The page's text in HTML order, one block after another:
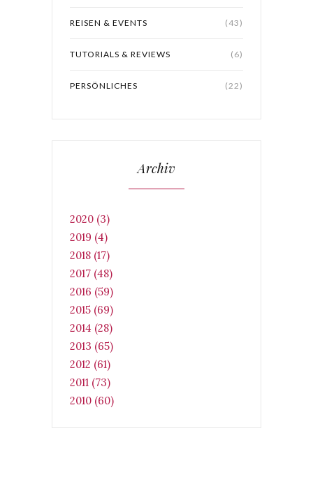
REISEN & EVENTS (43)
TUTORIALS & REVIEWS (6)
PERSÖNLICHES (22)
Archiv
2020 (3)
2019 (4)
2018 (17)
2017 (48)
2016 (59)
2015 (69)
2014 (28)
2013 (65)
2012 (61)
2011 (73)
2010 (60)